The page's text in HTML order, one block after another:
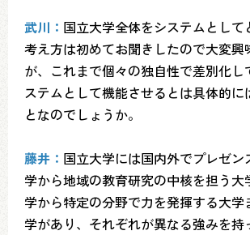
武川： 国立大学全体をシステムとして
考え方は初めてお聞きしたので大変興
が、これまで個々の独自性で差別化し
ステムとして機能させるとは具体的に
となのでしょうか。
藤井： 国立大学には国内外でプレゼン
学から地域の教育研究の中核を担う大
学から特定の分野で力を発揮する大学
学があり、それぞれが異なる強みを持